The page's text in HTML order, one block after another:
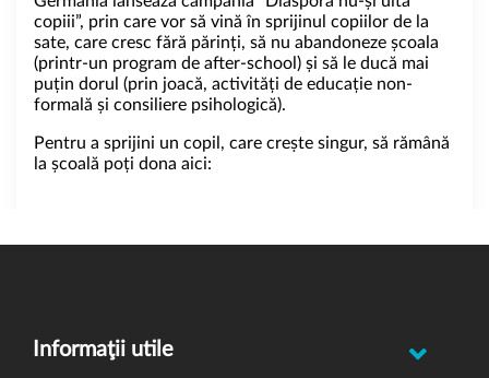
copiii”, prin care vor să vină în sprijinul copiilor de la
sate, care cresc fără părinți, să nu abandoneze școala
(printr-un program de after-school) și să le ducă mai
puțin dorul (prin joacă, activități de educație non-
formală și consiliere psihologică).
Pentru a sprijini un copil, care creṣte singur, să rămână
la școală poți dona aici:
Informaţii utile